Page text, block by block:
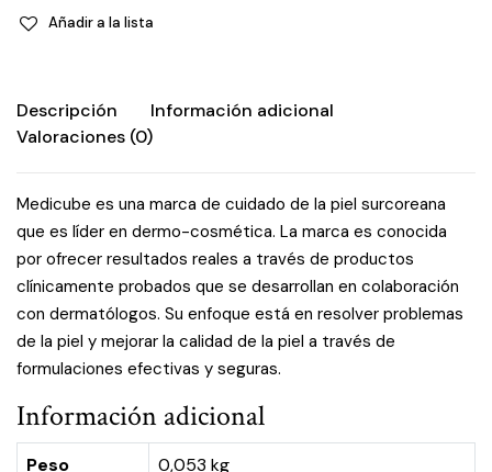
Añadir a la lista
Descripción
Información adicional
Valoraciones (0)
Medicube es una marca de cuidado de la piel surcoreana
que es líder en dermo-cosmética. La marca es conocida
por ofrecer resultados reales a través de productos
clínicamente probados que se desarrollan en colaboración
con dermatólogos. Su enfoque está en resolver problemas
de la piel y mejorar la calidad de la piel a través de
formulaciones efectivas y seguras.
Información adicional
Peso 0,053 kg